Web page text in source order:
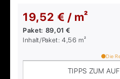
19,52 € / m²
Paket: 89,01 €
Inhalt/Paket:4,56 m²
Die
TIPPS ZUM